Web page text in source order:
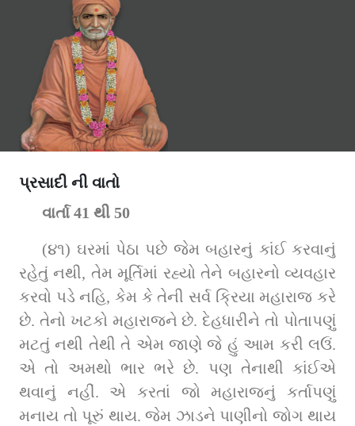
પ્રસાદી ની વાતો
વાર્તા 41 થી 50
(૪૧) ઘરમાં પેઠા પછે જેમ બહારનું કાંઈ કરવાનું
રહેતું નથી, તેમ મૂર્તિમાં રહ્યો તેને બહારનો વ્યવહાર
કરવો પડે નહિ, કેમ કે તેની સર્વ ક્રિયા મહારાજ કરે
છે. તેનો ખટકો મહારાજને છે. દેહધારીને તો પોતાપણું
મટતું નથી તેથી તે એમ જાણે જે હું આમ કરી લઉં.
એ તો અમથો ભાર ભરે છે. પણ તેનાથી કાંઈએ
થવાનું નહીં. એ કરતાં જો મહારાજનું કર્તાપણું
મનાય તો પૂરું થાય. જેમ ઝાડને પાણીનો જોગ થાય